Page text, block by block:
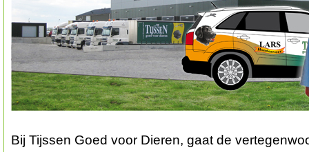
Bij Tijssen Goed voor Dieren, gaat de